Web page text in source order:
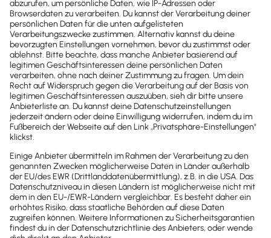
Hinweis: Gendergerechte Sprache ist uns wichtig. Daher verwenden
wir auf diesem Portal, wann immer möglich, genderneutrale
Bezeichnungen. Daneben weichen wir auf das generische Maskulinum
aus. Hiermit sind ausdrücklich alle Geschlechter (m/w/d) mitgemeint.
Diese Vorgehensweise hat lediglich redaktionelle Gründe und
beinhaltet keinerlei Wertung.
Fachartikel & News
Noch mehr zum Thema
Buchhaltung & Finanzen
Alle Artikel zum Thema anzeigen